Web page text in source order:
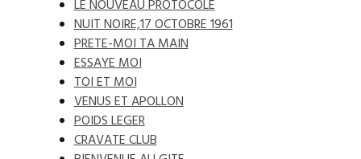
LE NOUVEAU PROTOCOLE
NUIT NOIRE,17 OCTOBRE 1961
PRETE-MOI TA MAIN
ESSAYE MOI
TOI ET MOI
VENUS ET APOLLON
POIDS LEGER
CRAVATE CLUB